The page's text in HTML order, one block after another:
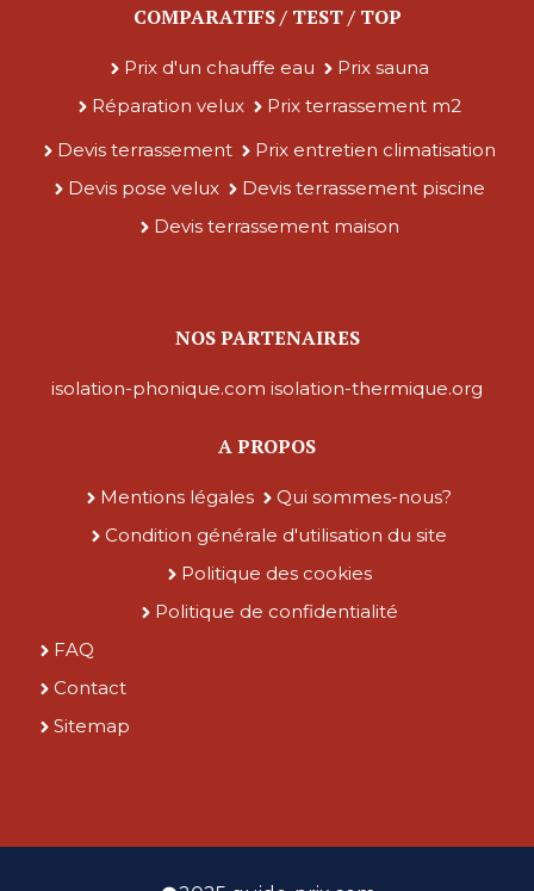
COMPARATIFS / TEST / TOP
Prix d'un chauffe eau
Prix sauna
Réparation velux
Prix terrassement m2
Devis terrassement
Prix entretien climatisation
Devis pose velux
Devis terrassement piscine
Devis terrassement maison
NOS PARTENAIRES
isolation-phonique.com isolation-thermique.org
A PROPOS
Mentions légales
Qui sommes-nous?
Condition générale d'utilisation du site
Politique des cookies
Politique de confidentialité
FAQ
Contact
Sitemap